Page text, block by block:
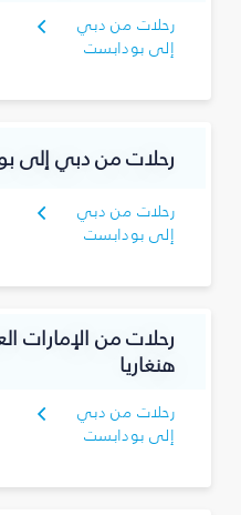
رحلات من دبي
إلى بودابست
رحلات من دبي إلى
رحلات من دبي
إلى بودابست
رحلات من الإمارات
هنغاريا
رحلات من دبي
إلى بودابست